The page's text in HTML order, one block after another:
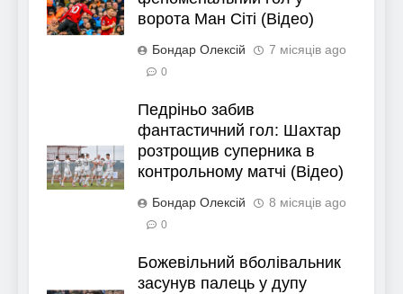
ворота Ман Сіті (Відео)
Бондар Олексій 7 місяців ago
0
Педріньо забив
фантастичний гол: Шахтар
розтрощив суперника в
контрольному матчі (Відео)
Бондар Олексій 8 місяців ago
0
Божевільний вболівальник
засунув палець у дупу